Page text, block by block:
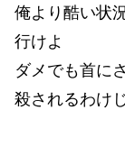
俺より酷い状
行けよ
ダメでも首に
殺されるわけ